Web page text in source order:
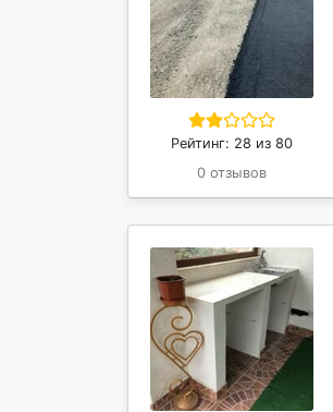
Рейтинг: 28 из 80
0 отзывов